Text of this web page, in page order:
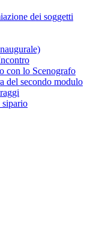
dei soggetti
con lo Scenografo
del secondo modulo